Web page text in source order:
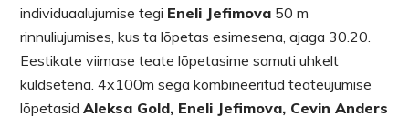
individuaalujumise tegi Eneli Jefimova 50 m
rinnuliujumises, kus ta lõpetas esimesena, ajaga 30.20.
Eestikate viimase teate lõpetasime samuti uhkelt
kuldsetena. 4x100m sega kombineeritud teateujumise
lõpetasidAleksa Gold, Eneli Jefimova, Cevin Anders